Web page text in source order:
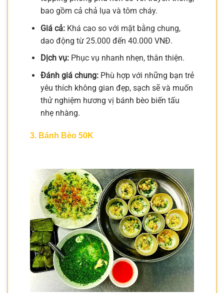
bao gồm cả chả lụa và tôm cháy.
Giá cả:Khá cao so với mặt bằng chung,
dao động từ 25.000 đến 40.000 VNĐ.
Dịch vụ:Phục vụ nhanh nhẹn, thân thiện.
Đánh giá chung:Phù hợp với những bạn trẻ
yêu thích không gian đẹp, sạch sẽ và muốn
thử nghiệm hương vị bánh bèo biến tấu
nhẹ nhàng.
3. Bánh Bèo 50K